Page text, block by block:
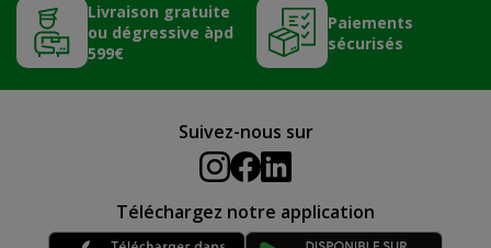
Livraison gratuite
ou dégressive àpd
599€
Paiements
sécurisés
Suivez-nous sur
Téléchargez notre application